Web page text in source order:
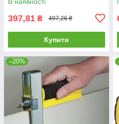
397,81 ₴ 497,26 ₴
Купити
–20%